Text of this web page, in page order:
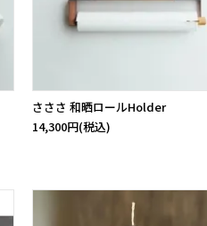
さささ 和晒ロールHolder
14,300円(税込)